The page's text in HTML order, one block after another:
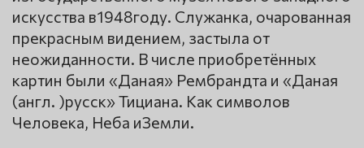
искусства в1948году. Служанка, очарованная
прекрасным видением, застыла от
неожиданности. В числе приобретённых
картин были «Даная» Рембрандта и «Даная
(англ. )русск» Тициана. Как символов
Человека, Неба иЗемли.